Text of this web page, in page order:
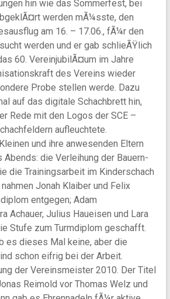
hin wie das Sommerfest, bei
werden mÃ¼sste, den
am 16. – 17.06., fÃ¼r den
werden und er gab schlieÃŸlich
60. VereinjubilÃ¤um im Jahre
des Vereins wieder
Probe stellen werde. Dazu
auf das digitale Schachbrett hin,
Rede mit den Logos der SCE –
aufleuchtete.
und ihre anwesenden Eltern
Abends: die Verleihung der Bauern-
die Trainingsarbeit im Kinderschach
Jonah Klaiber und Felix
entgegen; Adam
Achauer, Julius Haueisen und Lara
Stufe zum Turmdiplom geschafft.
es dieses Mal keine, aber die
schon eifrig bei der Arbeit.
der Vereinsmeister 2010. Der Titel
Reimold vor Thomas Welz und